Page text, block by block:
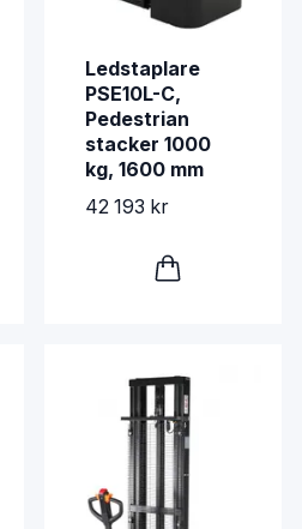
Ledstaplare
PSE10L-C,
Pedestrian
stacker 1000
kg, 1600 mm
42 193 kr